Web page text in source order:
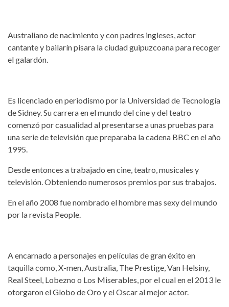
Australiano de nacimiento y con padres ingleses, actor
cantante y bailarín pisara la ciudad guipuzcoana para recoger
el galardón.
Es licenciado en periodismo por la Universidad de Tecnología
de Sidney. Su carrera en el mundo del cine y del teatro
comenzó por casualidad al presentarse a unas pruebas para
una serie de televisión que preparaba la cadena BBC en el año
1995.
Desde entonces a trabajado en cine, teatro, musicales y
televisión. Obteniendo numerosos premios por sus trabajos.
En el año 2008 fue nombrado el hombre mas sexy del mundo
por la revista People.
A encarnado a personajes en películas de gran éxito en
taquilla como, X-men, Australia, The Prestige, Van Helsiny,
Real Steel, Lobezno o Los Miserables, por el cual en el 2013 le
otorgaron el Globo de Oro y el Oscar al mejor actor.